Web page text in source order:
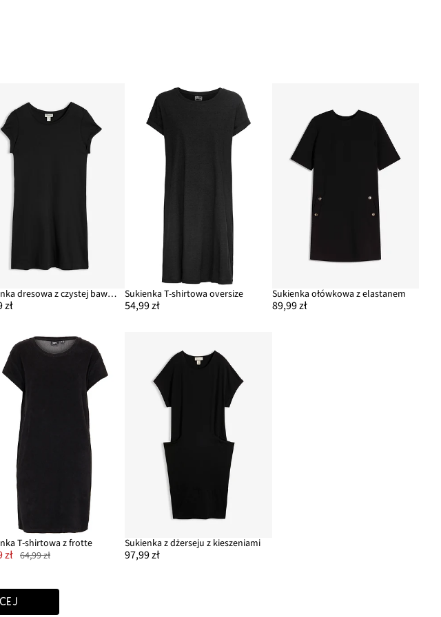
Sukienka dresowa z czystej bawełny organicznej
zł
Sukienka T-shirtowa oversize
54,99 zł
Sukienka ołówkowa z elastanem
89,99 zł
T-shirtowa z frotte
zł 64,99 zł
Sukienka z dżerseju z kieszeniami
97,99 zł